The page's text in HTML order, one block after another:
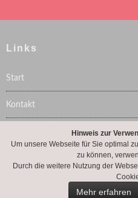
Links
Start
Kontakt
COPYRIGHT © 2026
Hinweis zur
Um unsere Webseite für Sie optimal
zu können,
Durch die weitere Nutzung der
Mehr erfahren